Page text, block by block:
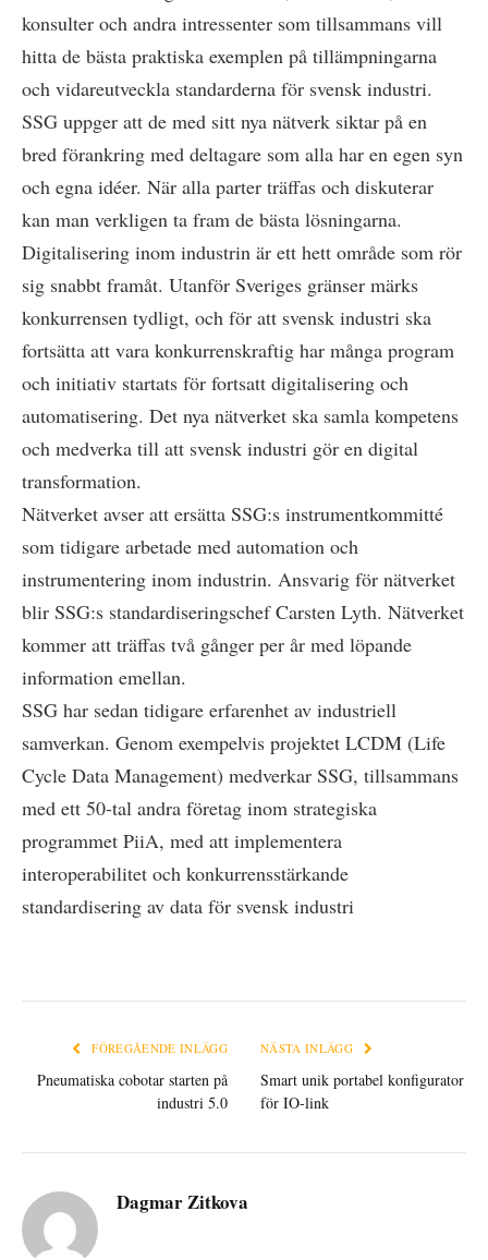
konsulter och andra intressenter som tillsammans vill
hitta de bästa praktiska exemplen på tillämpningarna
och vidareutveckla standarderna för svensk industri.
SSG uppger att de med sitt nya nätverk siktar på en
bred förankring med deltagare som alla har en egen syn
och egna idéer. När alla parter träffas och diskuterar
kan man verkligen ta fram de bästa lösningarna.
Digitalisering inom industrin är ett hett område som rör
sig snabbt framåt. Utanför Sveriges gränser märks
konkurrensen tydligt, och för att svensk industri ska
fortsätta att vara konkurrenskraftig har många program
och initiativ startats för fortsatt digitalisering och
automatisering. Det nya nätverket ska samla kompetens
och medverka till att svensk industri gör en digital
transformation.
Nätverket avser att ersätta SSG:s instrumentkommitté
som tidigare arbetade med automation och
instrumentering inom industrin. Ansvarig för nätverket
blir SSG:s standardiseringschef Carsten Lyth. Nätverket
kommer att träffas två gånger per år med löpande
information emellan.
SSG har sedan tidigare erfarenhet av industriell
samverkan. Genom exempelvis projektet LCDM (Life
Cycle Data Management) medverkar SSG, tillsammans
med ett 50-tal andra företag inom strategiska
programmet PiiA, med att implementera
interoperabilitet och konkurrensstärkande
standardisering av data för svensk industri
FÖREGÅENDE INLÄGG
Pneumatiska cobotar starten på
industri 5.0
NÄSTA INLÄGG
Smart unik portabel konfigurator
för IO-link
Dagmar Zitkova